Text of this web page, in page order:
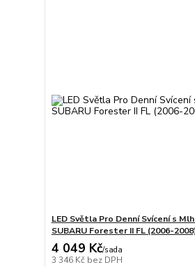
LED Světla Pro Denní Svícení s
SUBARU Forester II FL (2006-
4 049 Kč/sada
3 346 Kč bez DPH